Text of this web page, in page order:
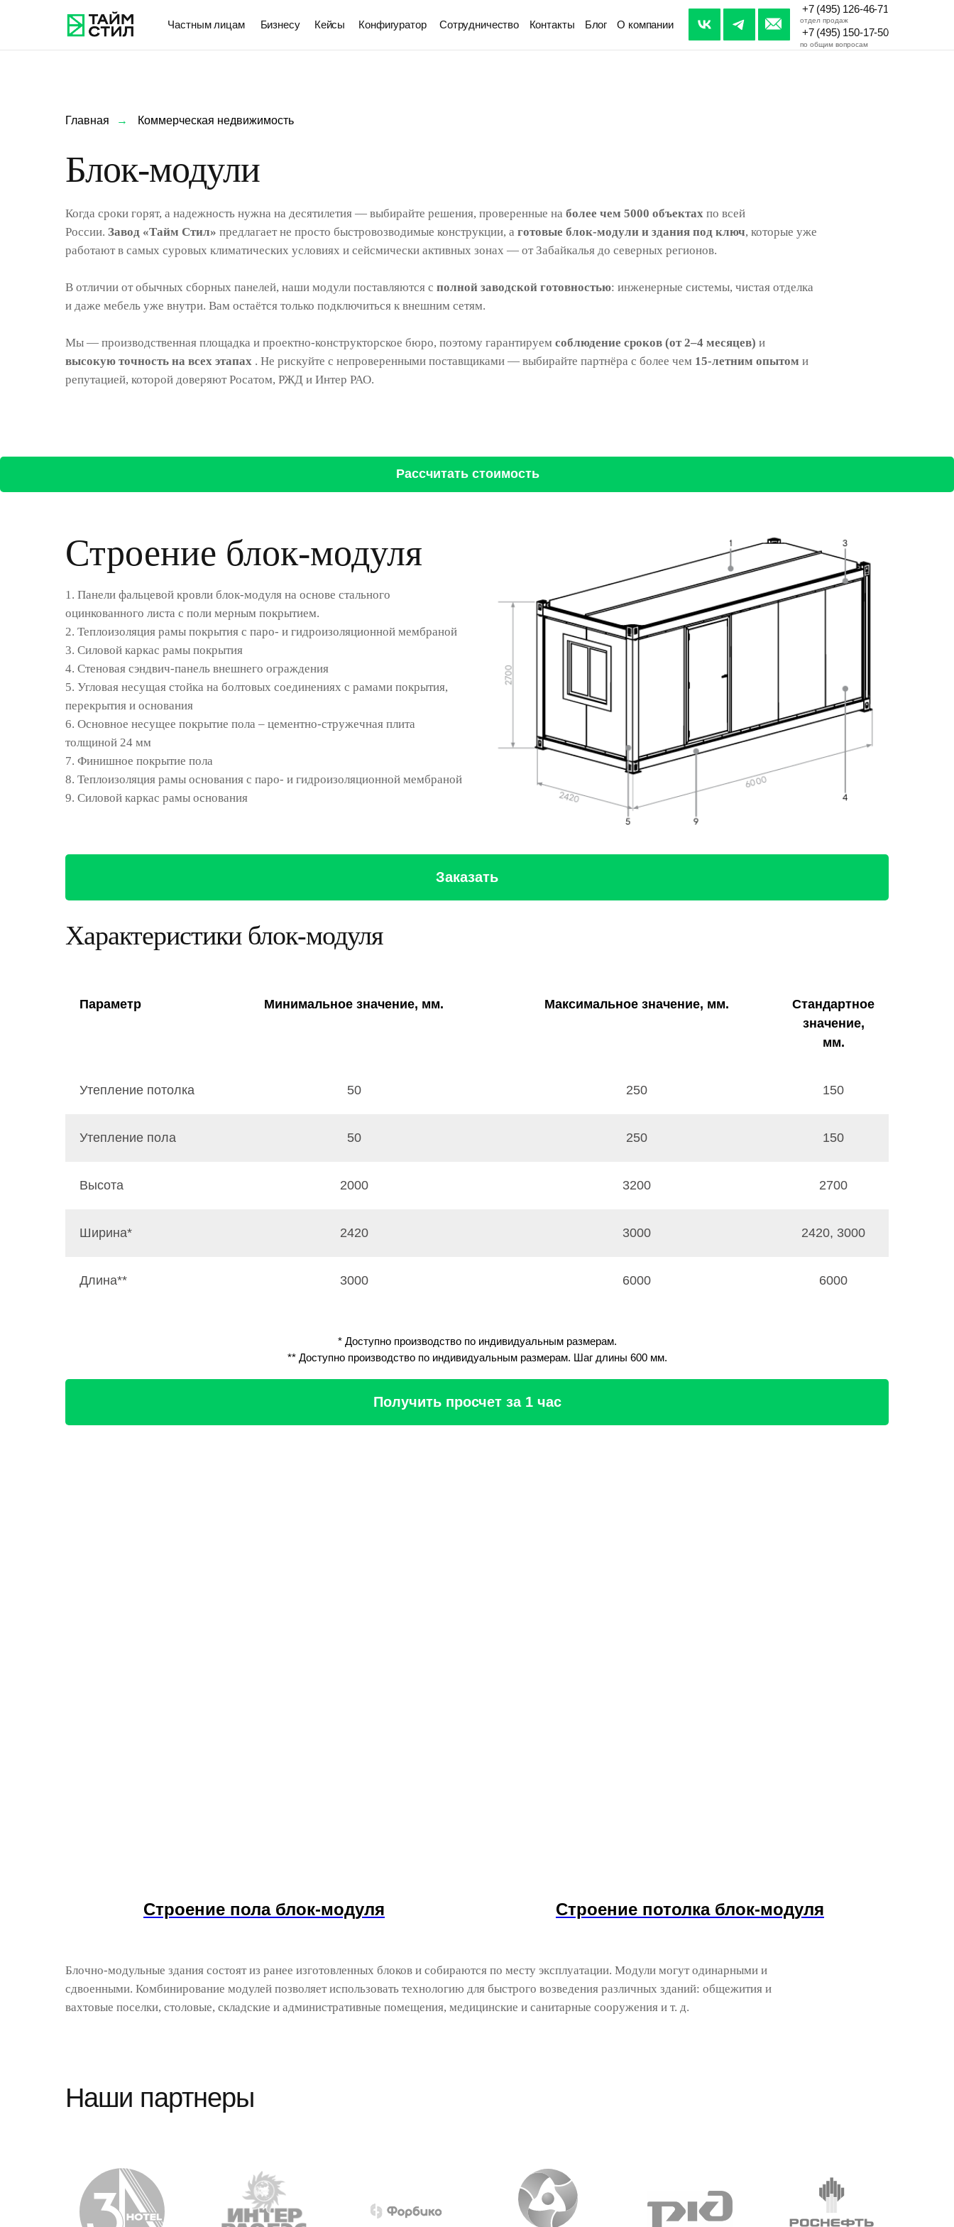
Частным лицам Кейсы
Бизнесу Конфигуратор Сотрудничество Контакты Блог О компании отдел продаж
по общим вопросам
+7 (495) 126-46-71
+7 (495) 150-17-50
Главная → Коммерческая недвижимость
Блок-модули
Когда сроки горят, а надежность нужна на десятилетия — выбирайте решения, проверенные на более чем 5000 объектах по всей
России. Завод «Тайм Стил» предлагает не просто быстровозводимые конструкции, а готовые блок-модули и здания под ключ, которые уже
работают в самых суровых климатических условиях и сейсмически активных зонах — от Забайкалья до северных регионов.
В отличии от обычных сборных панелей, наши модули поставляются с полной заводской готовностью: инженерные системы, чистая отделка
и даже мебель уже внутри. Вам остаётся только подключиться к внешним сетям.
Мы — производственная площадка и проектно-конструкторское бюро, поэтому гарантируем соблюдение сроков (от 2–4 месяцев) и
высокую точность на всех этапах . Не рискуйте с непроверенными поставщиками — выбирайте партнёра с более чем 15-летним опытом и
репутацией, которой доверяют Росатом, РЖД и Интер РАО.
Рассчитать стоимость
Строение блок-модуля
1. Панели фальцевой кровли блок-модуля на основе стального
оцинкованного листа с поли мерным покрытием.
2. Теплоизоляция рамы покрытия с паро- и гидроизоляционной мембраной
3. Силовой каркас рамы покрытия
4. Стеновая сэндвич-панель внешнего ограждения
5. Угловая несущая стойка на болтовых соединениях с рамами покрытия,
перекрытия и основания
6. Основное несущее покрытие пола – цементно-стружечная плита
толщиной 24 мм
7. Финишное покрытие пола
8. Теплоизоляция рамы основания с паро- и гидроизоляционной мембраной
9. Силовой каркас рамы основания
Заказать
Характеристики блок-модуля
Параметр Минимальное значение, мм. Максимальное значение, мм.
Стандартное
значение,
мм.
Утепление потолка 50 250 150
Утепление пола 50 250 150
Высота 2000 3200 2700
Ширина* 2420 3000 2420, 3000
Длина** 3000 6000 6000
* Доступно производство по индивидуальным размерам.
** Доступно производство по индивидуальным размерам. Шаг длины 600 мм.
Получить просчет за 1 час
Строение пола блок-модуля Строение потолка блок-модуля
Блочно-модульные здания состоят из ранее изготовленных блоков и собираются по месту эксплуатации. Модули могут одинарными и
сдвоенными. Комбинирование модулей позволяет использовать технологию для быстрого возведения различных зданий: общежития и
вахтовые поселки, столовые, складские и административные помещения, медицинские и санитарные сооружения и т. д.
Наши партнеры